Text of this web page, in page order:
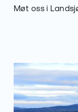
Publisert :
Møt oss i